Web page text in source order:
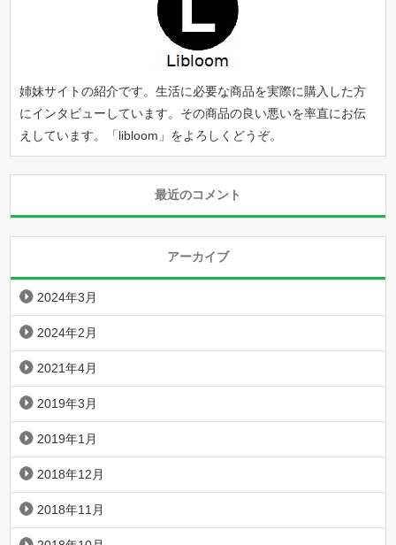
姉妹サイトの紹介です。生活に必要な商品を実際に購入した方
にインタビューしています。その商品の良い悪いを率直にお伝
えしています。「libloom 」をよろしくどうぞ。
最近のコメント
アーカイブ
2024年3月
2024年2月
2021年4月
2019年3月
2019年1月
2018年12月
2018年11月